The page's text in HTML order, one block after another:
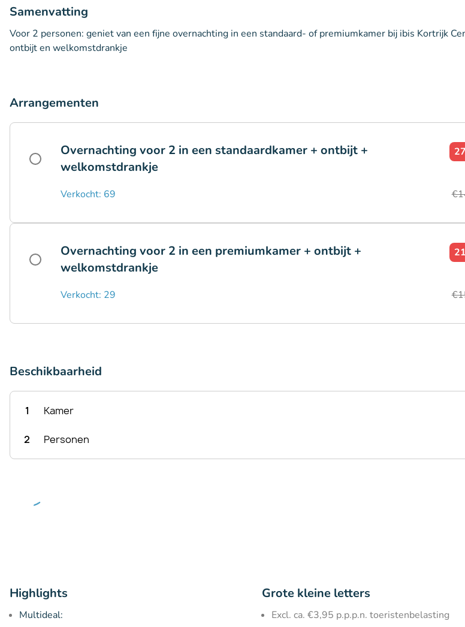
Samenvatting
Voor 2 personen: geniet van een fijne overnachting in een standaard- of premiumkamer bij ibis Kortrijk
ontbijt en welkomstdrankje
Arrangementen
Overnachting voor 2 in een standaardkamer + ontbijt +
welkomstdrankje
Verkocht: 69
Overnachting voor 2 in een premiumkamer + ontbijt +
welkomstdrankje
Verkocht: 29
Beschikbaarheid
1 Kamer
2 Personen
Highlights
Multideal:
Grote kleine letters
Excl. ca. €3,95 p.p.p.n. toeristenbelasting